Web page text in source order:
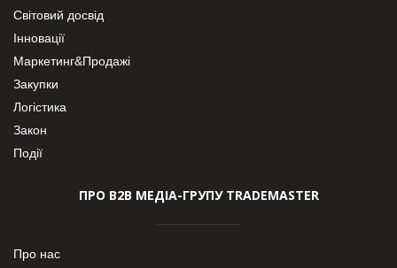
Світовий досвід
Інновації
Маркетинг&Продажі
Закупки
Логістика
Закон
Події
ПРО В2В МЕДІА-ГРУПУ TRADEMASTER
Про нас